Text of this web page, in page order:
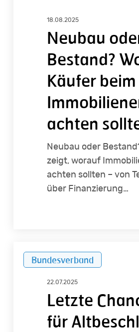
18.08.2025
Neubau
Bestand?
Käufer beim
achten
Neubau oder
zeigt, worauf
achten sollten – von
über Finanzierung…
ChanceBundesverband
22.07.2025
Letzte
für